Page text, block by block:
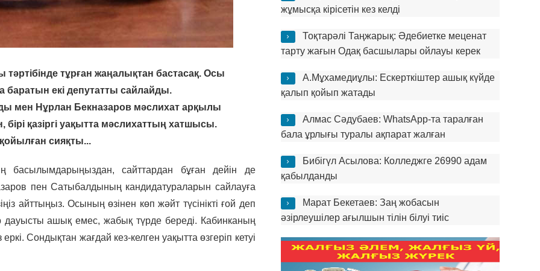
тұрған жаңалықтан бастасақ. Осы
екі депутатты сайлайды.
мен Нұрлан Бекназаров мәслихат арқылы
қазіргі уақытта мәслихаттың хатшысы.
сияқты...
басылымдарыңыздан, сайттардан бұған дейін де
пен Сатыбалдының кандидатураларын сайлауға
айттыңыз. Осының өзінен көп жәйт түсінікті ғой деп
дауысты ашық емес, жабық түрде береді. Кабинканың
Сондықтан жағдай кез-келген уақытта өзгеріп кетуі
жұмысқа кірісетін кез келді
Тоқтарәлі Таңжарық: Әдебиетке меценат
тарту жағын Одақ басшылары ойлауы керек
А.Мұхамедиұлы: Ескерткіштер ашық күйде
қалып қойып жатады
Алмас Сәдубаев: WhatsApp-та таралған
бала ұрлығы туралы ақпарат жалған
Бибігүл Асылова: Колледжге 26990 адам
қабылданды
Марат Бекетаев: Заң жобасын
әзірлеушілер ағылшын тілін білуі тиіс